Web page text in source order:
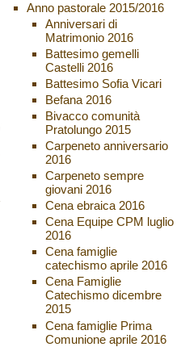
Anno pastorale 2015/2016
Anniversari di
Matrimonio 2016
Battesimo gemelli
Castelli 2016
Battesimo Sofia Vicari
Befana 2016
Bivacco comunità
Pratolungo 2015
Carpeneto anniversario
2016
Carpeneto sempre
giovani 2016
Cena ebraica 2016
Cena Equipe CPM luglio
2016
Cena famiglie
catechismo aprile 2016
Cena Famiglie
Catechismo dicembre
2015
Cena famiglie Prima
Comunione aprile 2016